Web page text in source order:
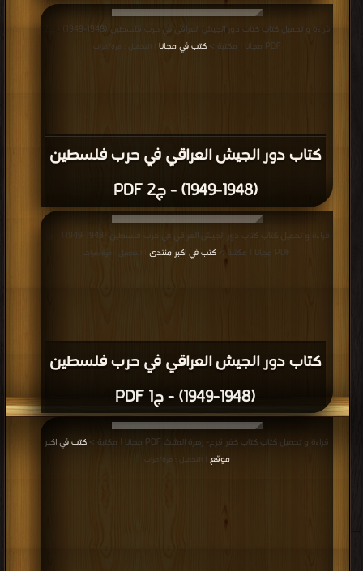
كتاب دور الجيش العراقي في حرب فلسطين
(1948-1949) - ج2 PDF
PDF مجانا | مكتبة >
كتب في مجانا | التحميل : مرة/مرات
كتاب دور الجيش العراقي في حرب فلسطين
(1948-1949) - ج1 PDF
PDF مجانا | مكتبة >
كتب في اكبر منتدى | التحميل : مرة/مرات
قراءة و تحميل كتاب كتاب كفر قرع- زهرة المثلث PDF مجانا | مكتبة >
كتب في اكبر
موقع
| التحميل : مرة/مرات